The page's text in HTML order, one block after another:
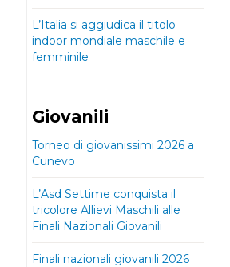
L’Italia si aggiudica il titolo
indoor mondiale maschile e
femminile
Giovanili
Torneo di giovanissimi 2026 a
Cunevo
L’Asd Settime conquista il
tricolore Allievi Maschili alle
Finali Nazionali Giovanili
Finali nazionali giovanili 2026